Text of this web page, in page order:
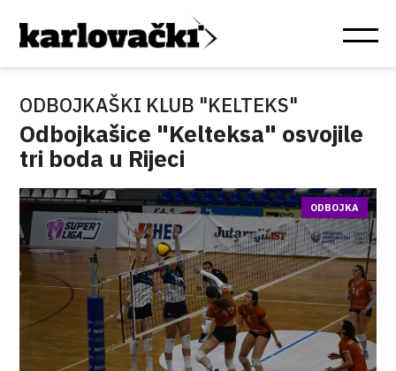
ODBOJKAŠKI KLUB "KELTEKS"
Odbojkašice "Kelteksa" osvojile
tri boda u Rijeci
ODBOJKA